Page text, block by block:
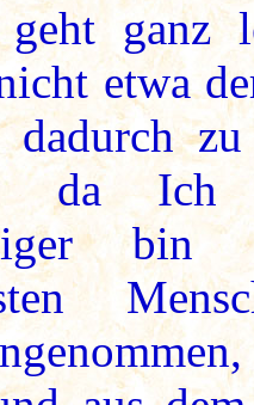
ganz
etwa
zu
da Ich